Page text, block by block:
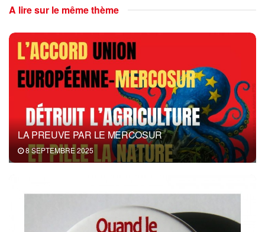
A lire sur le même thème
LA PREUVE PAR LE MERCOSUR
8 SEPTEMBRE 2025